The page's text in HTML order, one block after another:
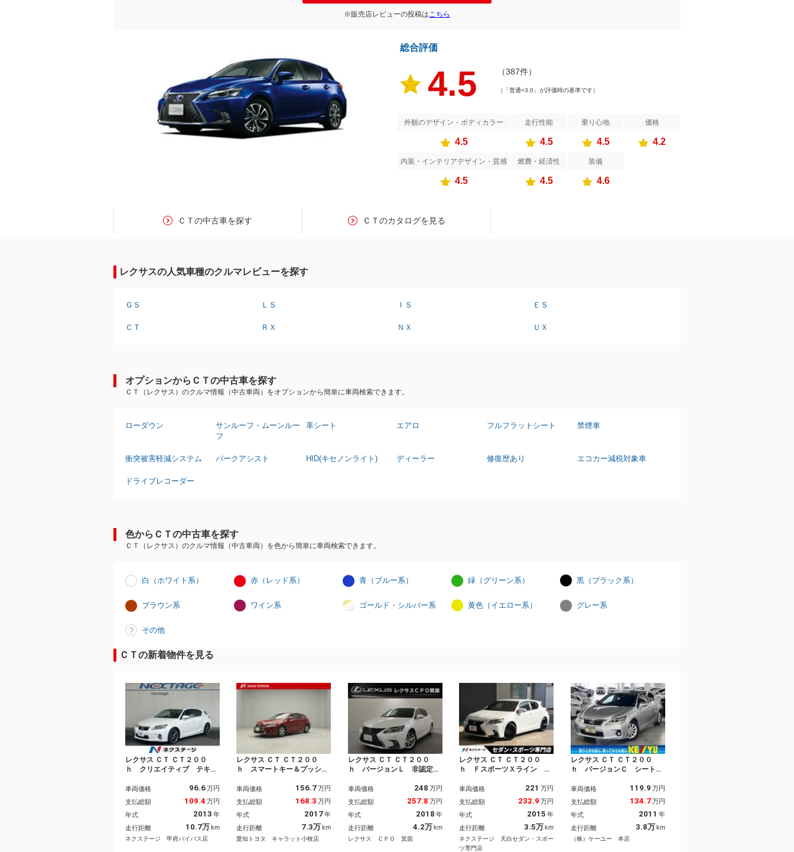
※販売店レビューの投稿はこちら
総合評価
4.5 （387件）
（「普通=3.0」が評価時の基準です）
外観のデザイン・ボディカラー 走行性能 乗り心地 価格
4.5 4.5 4.5 4.2
内装・インテリアデザイン・質感 燃費・経済性 装備
4.5 4.5 4.6
ＣＴの中古車を探す ＣＴのカタログを見る
レクサスの人気車種のクルマレビューを探す
ＧＳ ＬＳ ＩＳ ＥＳ
ＣＴ ＲＸ ＮＸ ＵＸ
オプションからＣＴの中古車を探す
ＣＴ（レクサス）のクルマ情報（中古車両）をオプションから簡単に車両検索できます。
ローダウン
サンルーフ・ムーンルー
フ
革シート エアロ フルフラットシート 禁煙車
衝突被害軽減システム パークアシスト HID(キセノンライト) ディーラー 修復歴あり エコカー減税対象車
ドライブレコーダー
色からＣＴの中古車を探す
ＣＴ（レクサス）のクルマ情報（中古車両）を色から簡単に車両検索できます。
白（ホワイト系） 赤（レッド系） 青（ブルー系） 緑（グリーン系） 黒（ブラック系）
ブラウン系 ワイン系 ゴールド・シルバー系 黄色（イエロー系） グレー系
その他
ＣＴの新着物件を見る
レクサス ＣＴ ＣＴ２００
ｈ クリエイティブ テキス
Ｄナビ バックカメラ 禁煙
車 スマートキー ＬＥＤヘ
ッド ビルトインＥＴＣ ク
ルコン 純正１７インチアル
ミ オートライト デュアル
エアコン Ｂｌｕｅｔｏｏｔ
車両価格 96.6万円
支払総額 109.4 万円
年式 2013 年
走行距離 10.7万km
ネクステージ 甲府バイパス店
レクサス ＣＴ ＣＴ２００
ｈ スマートキー＆プッシュ
エアコン ナビＴＶ イモビ
ライザー パワーステアリン
グ アルミホイール ＡＢ
Ｓ パワーウィンドウ ミュ
ージックプレイヤー接続可
エアバッグ フルセグＴＶ
車両価格 156.7 万円
支払総額 168.3 万円
年式 2017 年
走行距離 7.3万 km
愛知トヨタ キャラット小牧店
レクサス ＣＴ ＣＴ２００
ｈ バージョンＬ 非認定中
席ポジションメモリー／運転
席・助手席ヒーター付 本革
ステアリング／ヒーター付
電動フェンダーポール
車両価格 248 万円
支払総額 257.8 万円
年式 2018 年
走行距離 4.2万km
レクサス ＣＰＯ 箕面
レクサス ＣＴ ＣＴ２００
ｈ ＦスポーツＸライン 特
ーフティシステムセット ク
リアランスソナー ＬＥＤヘ
ッドライト バックカメラ
純正１７インチアルミ パド
ルシフト 革巻きステアリン
グ 前席シートヒーター 純
正ＳＤナビ 禁煙
車両価格 221 万円
支払総額 232.9 万円
年式 2015 年
走行距離 3.5万km
ネクステージ 天白セダン・スポー
ツ専門店
レクサス ＣＴ ＣＴ２００
ｈ バージョンＣ シートヒ
メラ ＢＴオーディオ フル
セグＴＶ ＣＤ・ＤＶＤ Ｕ
ＳＢ・ＡＵＸ端子 ＥＴＣ
クルーズコントロール パド
ルシフト ＬＥＤライト ヘ
ッドランプクリーナー スペ
車両価格 119.9 万円
支払総額 134.7万円
年式 2011 年
走行距離 3.8万km
（株）ケーユー 本店